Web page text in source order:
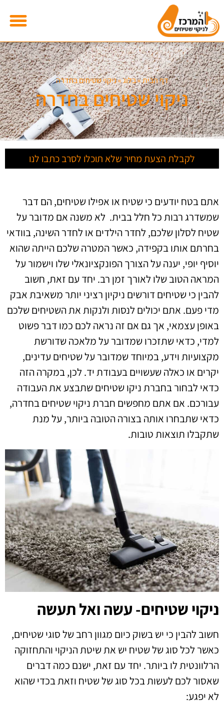
דף הבית»בלוג»ניקוי שטיחים בחדרה
ניקוי שטיחים בחדרה
לקבלת הצעת מחיר שלא תוכלו לסרב כתבו לנו
אתם בטח יודעים כי שטיח או אפילו שטיחים, הם דבר
שמשדרג רבות כל חלל בבית. לא משנה אם מדובר על
שטיח לסלון שלכם, לחדר הילדים או לחדר השינה, בוודאי
בחרתם אותו בקפידה, כאשר המטרה שלכם הייתה שהוא
יוסיף יופי, יענה על הצורך הפונקציונאלי שלו וישמור על
המראה הטוב שלו לאורך זמן רב. יחד עם זאת, חשוב
להבין כי שטיחים דורשים ניקיון רציני יותר משאיבת אבק
מדי פעם. אתם יכולים לנסות ולנקות את השטיחים שלכם
באופן עצמאי, אך גם אם זה נראה לכם כמו דבר פשוט
למדי, כדאי שתזכרו שמדובר על מלאכה שדורשת
מקצועיות וידע, במיוחד שמדובר על שטיחים עדינים,
יקרים או כאלה שעשויים בעבודת יד. לכן, במקרה הזה
כדאי לבחור בחברת ניקו שטיחים שתבצע את העבודה
עבורכם. אם אתם מחפשים חברת ניקוי שטיחים בחדרה,
כדאי שתבחרו אותה בצורה הטובה ביותר, על מנת
שתקבלו תוצאות טובות.
ניקוי שטיחים- עשה ואל תעשה
חשוב להבין כי יש בשוק כיום מגוון רחב של סוגי שטיחים,
כאשר לכל סוג של שטיח יש את שיטת הניקוי והתחזוקה
הרלוונטית לו ביותר. יחד עם זאת, ישנם כמה דברים
שאסור לכם לעשות בכל סוג של שטיח וזאת בכדי שהוא
לא יפגע: